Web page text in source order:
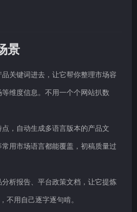
景
关键词进去，让它帮你整理市场容
维度信息。不用一个个网站扒数
，自动生成多语言版本的产品文
用市场语言都能覆盖，初稿质量过
析报告、平台政策文档，让它提炼
不用自己逐字逐句啃。